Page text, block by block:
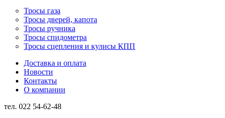
Тросы газа
Тросы дверей, капота
Тросы ручника
Тросы спидометра
Тросы сцепления и кулисы КПП
Доставка и оплата
Новости
Контакты
О компании
тел. 022 54-62-48